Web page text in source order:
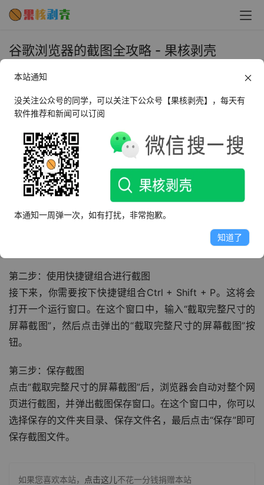
谷歌浏览器的截图全攻略 - 果核剥壳
2023年9月17日 上午11:51
在现代的网络生活中，我们经常需要截取网页的信息。然
而，很多用户并不知道如何在谷歌浏览器中轻松实现这一操
作。本文将详细介绍如何在谷歌浏览器中截取整个网页，让
你无需再为这个问题困扰。
Chrome浏览器截取整个网页的步骤
第一步：打开开发者工具
首先，你需要在谷歌浏览器中打开你想要截图的网页。然
后，按下键盘上的F12按键，就可以打开开发者工具。
第二步：使用快捷键组合进行截图
接下来，你需要按下快捷键组合Ctrl + Shift + P。这将会
打开一个运行窗口。在这个窗口中，输入“截取完整尺寸的
屏幕截图”，然后点击弹出的“截取完整尺寸的屏幕截图”按
钮。
第三步：保存截图
点击“截取完整尺寸的屏幕截图”后，浏览器会自动对整个网
页进行截图，并弹出截图保存窗口。在这个窗口中，你可以
选择保存的文件夹目录、保存文件名，最后点击“保存”即可
保存截图文件。
如果您喜欢本站， 点击这儿不花一分钱捐赠本站
本站通知
没关注公众号的同学，可以关注下公众号【果核剥壳】，每天有
软件推荐和新闻可以订阅
本通知一周弹一次，如有打扰，非常抱歉。
知道了